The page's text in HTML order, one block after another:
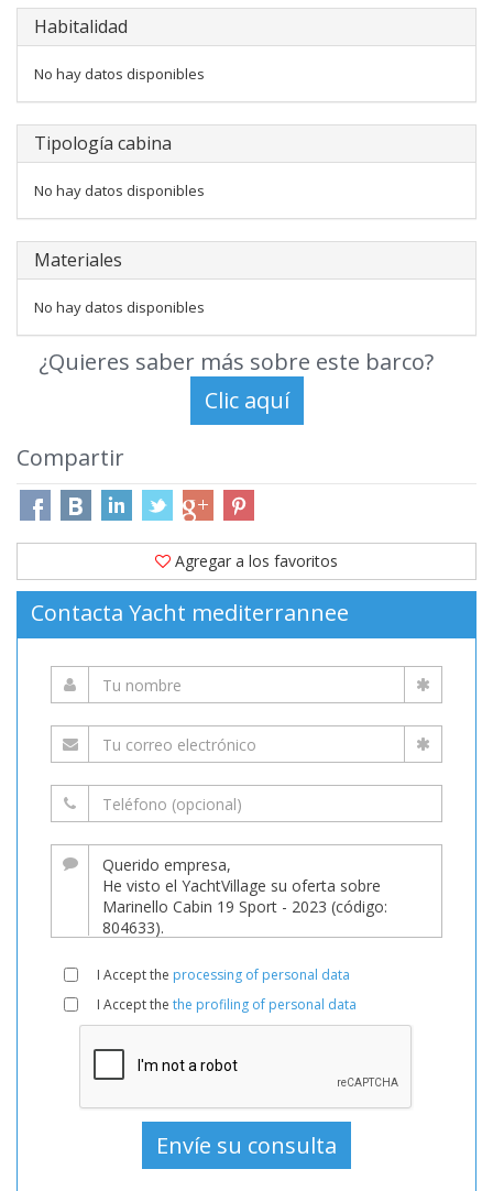
Habitalidad
No hay datos disponibles
Tipología cabina
No hay datos disponibles
Materiales
No hay datos disponibles
¿Quieres saber más sobre este barco?
Compartir
Agregar a los favoritos
Contacta Yacht mediterrannee
I Accept the processing of personal data
I Accept the the profiling of personal data